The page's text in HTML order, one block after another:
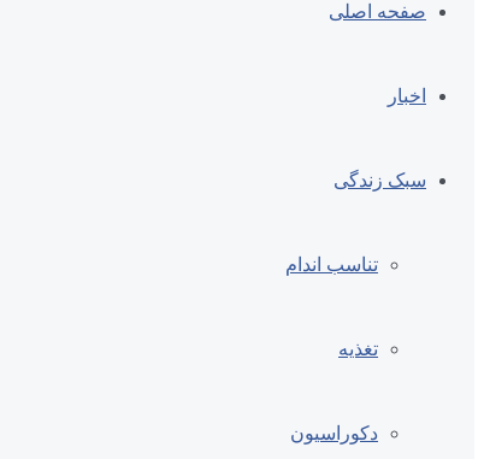
صفحه اصلی
اخبار
سبک زندگی
تناسب اندام
تغذیه
دکوراسیون